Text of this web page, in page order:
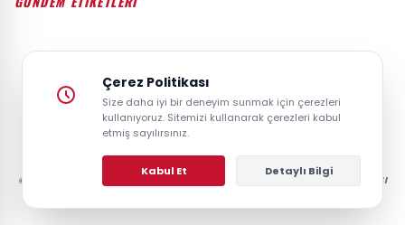
#GÜNDEM #SIYASET #EKONOMI #SPOR #TEKNOLOJI
#DÜNYA
© 2026 GAZETESAYFA | TÜRKIYE VE DÜNYANIN GÜNCEL HABER POSTASI
Çerez Politikası
Size daha iyi bir deneyim sunmak için çerezleri
kullanıyoruz. Sitemizi kullanarak çerezleri kabul
etmiş sayılırsınız.
Kabul Et Detaylı Bilgi